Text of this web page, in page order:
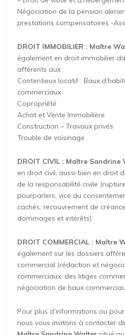
Négociation de la pension
prestations compensatoires -
DROIT IMMOBILIER : Maître
également en droit immobilier
afférents aux :
Contentieux locatif : Baux
commerciaux
Copropriété
Achat et Vente Immobilière
Construction – Travaux privés
Trouble de voisinage
DROIT CIVIL : Maître Sandrine
en droit civil, aussi bien en droit
de la responsabilité civile
pourparlers, vice du
cachés, recouvrement de
dommages et intérêts).
DROIT COMMERCIAL : Maître
également sur les dossiers
commercial (rédaction et
commerciaux, des litiges
négociation de baux
Pour plus d’informations ou
nous vous invitons à contacter